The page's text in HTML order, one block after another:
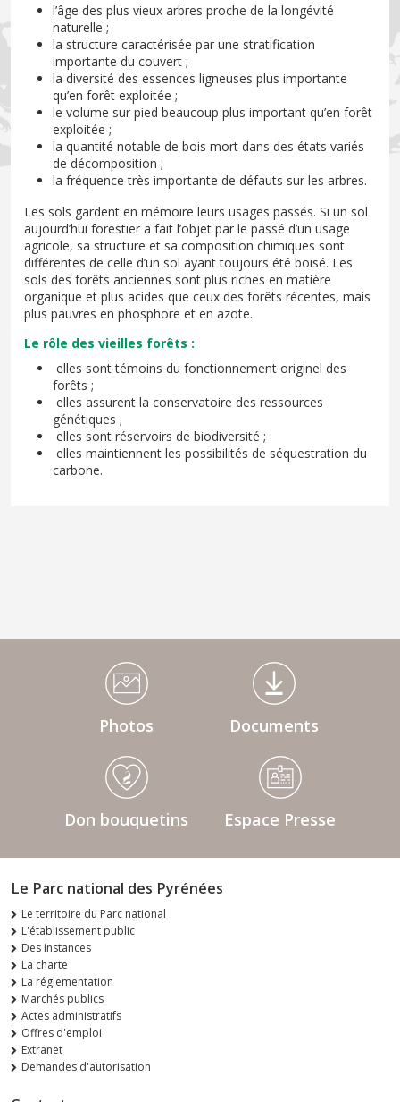
l’âge des plus vieux arbres proche de la longévité
naturelle ;
la structure caractérisée par une stratification
importante du couvert ;
la diversité des essences ligneuses plus importante
qu’en forêt exploitée ;
le volume sur pied beaucoup plus important qu’en forêt
exploitée ;
la quantité notable de bois mort dans des états variés
de décomposition ;
la fréquence très importante de défauts sur les arbres.
Les sols gardent en mémoire leurs usages passés. Si un sol
aujourd’hui forestier a fait l’objet par le passé d’un usage
agricole, sa structure et sa composition chimiques sont
différentes de celle d’un sol ayant toujours été boisé. Les
sols des forêts anciennes sont plus riches en matière
organique et plus acides que ceux des forêts récentes, mais
plus pauvres en phosphore et en azote.
Le rôle des vieilles forêts :
elles sont témoins du fonctionnement originel des
forêts ;
elles assurent la conservatoire des ressources
génétiques ;
elles sont réservoirs de biodiversité ;
elles maintiennent les possibilités de séquestration du
carbone.
Médiathèque Footer
Photos Documents
Don bouquetins Espace Presse
Le Parc national des Pyrénées
Le territoire du Parc national
L'établissement public
Des instances
La charte
La réglementation
Marchés publics
Actes administratifs
Offres d'emploi
Extranet
Demandes d'autorisation